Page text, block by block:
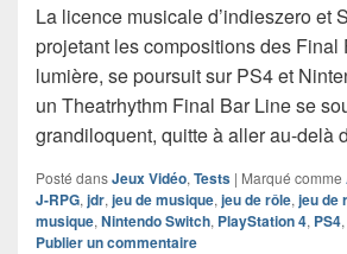
La licence musicale d’indieszero et
projetant les compositions des Final
lumière, se poursuit sur PS4 et
un Theatrhythm Final Bar Line se
grandiloquent, quitte à aller au-delà
Posté dansJeux Vidéo, Tests | Marqué comme
J-RPG, jdr, jeu de musique, jeu de rôle, jeu de
musique, Nintendo Switch, PlayStation 4, PS4,
Publier un commentaire